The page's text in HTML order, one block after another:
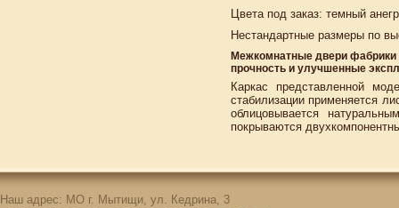
Цвета под заказ: темный
Нестандартные размеры по
Межкомнатные двери фабрики
прочность и улучшенные
Каркас представленной
стабилизации применяется
облицовывается
покрываются
Наш адрес: МО г. Мытищи, ул. Кедрина, 3